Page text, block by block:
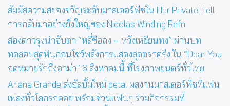
สัมผัสความสยองขวัญระดับมาสเตอร์พีซใน Her Private Hell
การกลับมาอย่างยิ่งใหญ่ของ Nicolas Winding Refn
สองดาวรุ่งน่าจับตา “หลี่ซือถง – หวังเหยียนทง” ผ่านบท
ทดสอบสุดหินก่อนโชว์พลังการแสดงสุดตราตรึง ใน “Dear You
จดหมายรักถึงอาม่า” 6 สิงหาคมนี้ ที่โรงภาพยนตร์ทั่วไทย
Ariana Grande ส่งอัลบั้มใหม่ petal ผลงานมาสเตอร์พีซที่แฟน
เพลงทั่วโลกรอคอย พร้อมชวนแฟนๆ ร่วมกิจกรรมที่